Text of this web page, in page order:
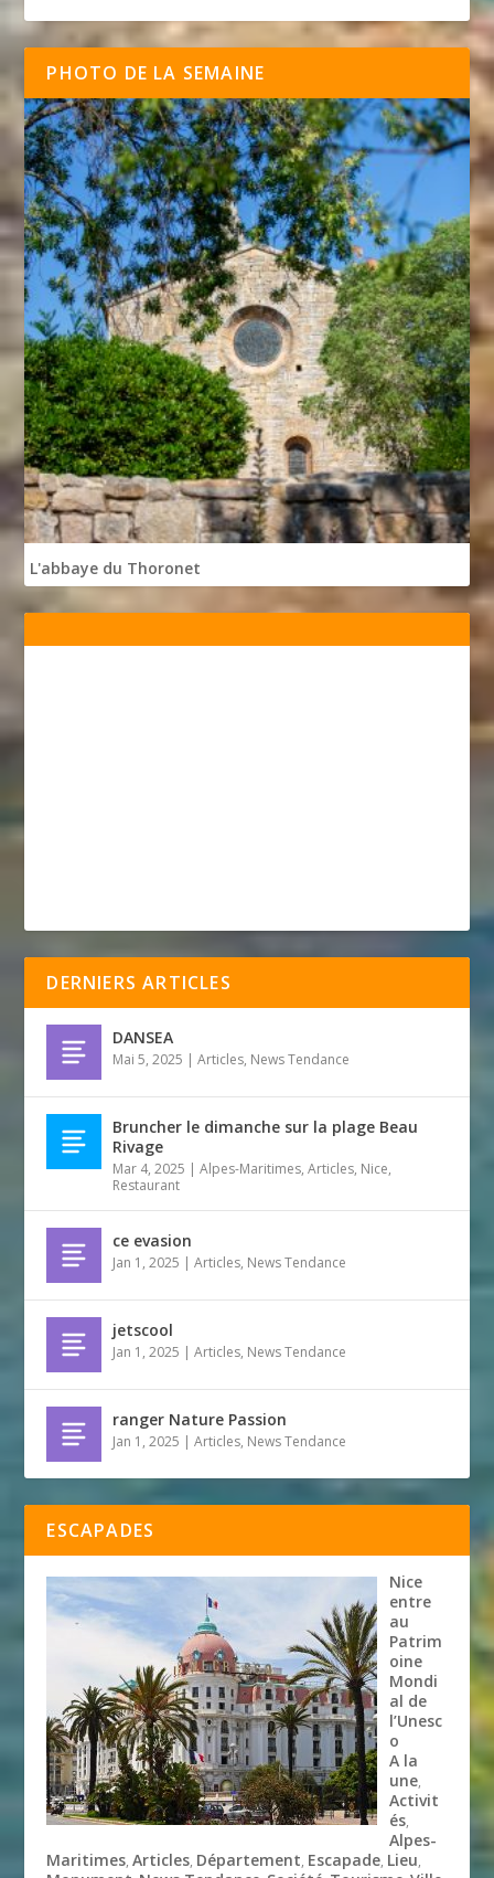
PHOTO DE LA SEMAINE
L'abbaye du Thoronet
DERNIERS ARTICLES
DANSEA
Mai 5, 2025 |Articles, News Tendance
Bruncher le dimanche sur la plage Beau
Rivage
Mar 4, 2025 |Alpes-Maritimes,Articles, Nice,
Restaurant
ce evasion
Jan 1, 2025 |Articles, News Tendance
jetscool
Jan 1, 2025 |Articles, News Tendance
ranger Nature Passion
Jan 1, 2025 |Articles, News Tendance
ESCAPADES
Nice
entre
au
Patrim
oine
Mondi
al de
l’Unesc
o
A la
une,
Activit
és,
Alpes-
Maritimes,Articles, Département, Escapade, Lieu,